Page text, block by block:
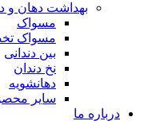
بهداشت دهان و
مسواک
مسواک
بین دندانی
نخ دندان
دهانشویه
سایر
درباره ما